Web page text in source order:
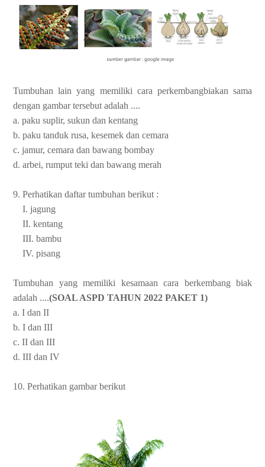
Tumbuhan lain yang memiliki cara perkembangbiakan sama
dengan gambar tersebut adalah ....
a. paku suplir, sukun dan kentang
b. paku tanduk rusa, kesemek dan cemara
c. jamur, cemara dan bawang bombay
d. arbei, rumput teki dan bawang merah
9. Perhatikan daftar tumbuhan berikut :
I. jagung
II. kentang
III. bambu
IV. pisang
Tumbuhan yang memiliki kesamaan cara berkembang biak
adalah ....(SOAL ASPD TAHUN 2022 PAKET 1)
a. I dan II
b. I dan III
c. II dan III
d. III dan IV
10. Perhatikan gambar berikut